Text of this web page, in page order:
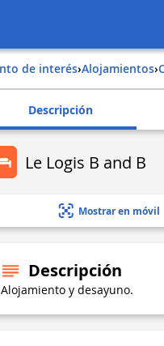
de interés› Alojamientos›
Descripción
Le Logis B and B
Mostrar en móvil
Descripción
Alojamiento y desayuno.